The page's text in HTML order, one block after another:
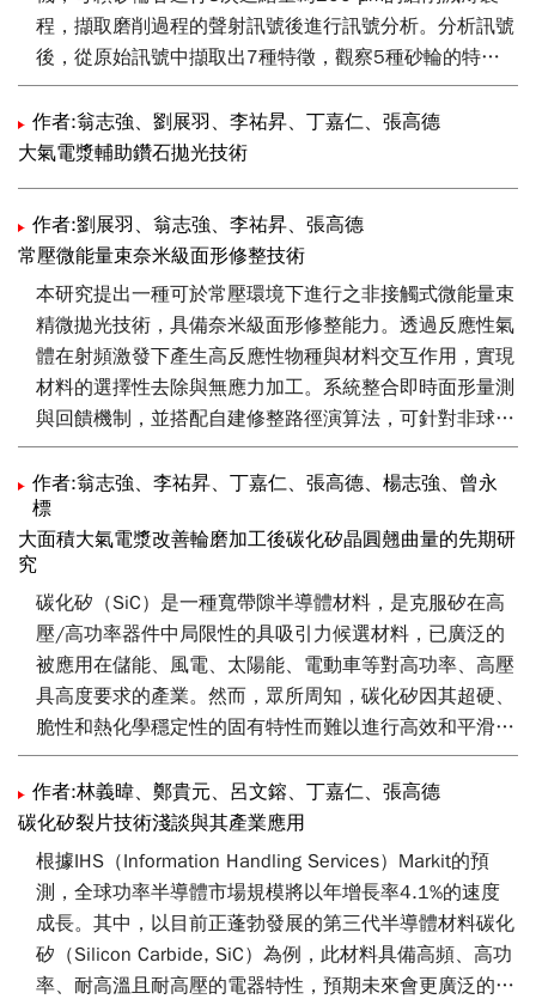
程，擷取磨削過程的聲射訊號後進行訊號分析。分析訊號
後，從原始訊號中擷取出7種特徵，觀察5種砂輪的特徵
差異，與研磨過程的訊號特徵變化。比較各類特徵，發現
磨損率 > 0.1的砂輪與第一次進行磨削的藍寶石晶圓，因
晶圓表面粗糙度值較後續進行的兩次低，所以訊號特徵表
現較其他兩次不同。相反的，較小的磨損率 < 0.05則較
不受加工件表面粗糙度所影響。不僅從特徵訊號中歸納出
砂輪的表面變化差異，而且驗證不同結合度在聲射訊號頻
作者:翁志強、劉展羽、李祐昇、丁嘉仁、張高德
大氣電漿輔助鑽石拋光技術
作者:劉展羽、翁志強、李祐昇、張高德
常壓微能量束奈米級面形修整技術
本研究提出一種可於常壓環境下進行之非接觸式微能量束
精微拋光技術，具備奈米級面形修整能力。透過反應性氣
體在射頻激發下產生高反應性物種與材料交互作用，實現
材料的選擇性去除與無應力加工。系統整合即時面形量測
與回饋機制，並搭配自建修整路徑演算法，可針對非球面
與自由曲面光學元件進行高精度修整，達成面形誤差 ＜
λ/10與表面粗糙度Ra~1 nm。特別適用於高精度光學鏡
片製程中後段之精密加工需求，展現其在精密光學製造領
域的高度適應性與技術潛力。
作者:翁志強、李祐昇、丁嘉仁、張高德、楊志強、曾永
標
大面積大氣電漿改善輪磨加工後碳化矽晶圓翹曲量的先期研
究
碳化矽（SiC）是一種寬帶隙半導體材料，是克服矽在高
壓/高功率器件中局限性的具吸引力候選材料，已廣泛的
被應用在儲能、風電、太陽能、電動車等對高功率、高壓
具高度要求的產業。然而，眾所周知，碳化矽因其超硬、
脆性和熱化學穩定性的固有特性而難以進行高效和平滑的
加工。再者，因應SiC晶圓尺寸的放大，具有高材料移除
效率的輪磨製程逐漸成為加工的主流之一。然而，由於塑
性變形和斷裂等「應力誘導」現象，研磨過程不可避免地
會在晶圓表面下方引入損傷層。本文嘗試以自行發展的大
氣電漿乾式蝕刻設備，去除輪磨加工應力導致的翹曲。實
驗初步結果顯示大氣電漿設備可快速且有效的將晶圓翹曲
量由單面輪磨(採用8000號砂輪)後的110-150 µm，降回
10-20 µm（輪磨前的晶圓翹曲量）。
作者:林義暐、鄭貴元、呂文鎔、丁嘉仁、張高德
碳化矽裂片技術淺談與其產業應用
根據IHS（Information Handling Services）Markit的預
測，全球功率半導體市場規模將以年增長率4.1%的速度
成長。其中，以目前正蓬勃發展的第三代半導體材料碳化
矽（Silicon Carbide, SiC）為例，此材料具備高頻、高功
率、耐高溫且耐高壓的電器特性，預期未來會更廣泛的應